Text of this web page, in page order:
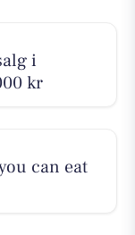
i
kr
can eat